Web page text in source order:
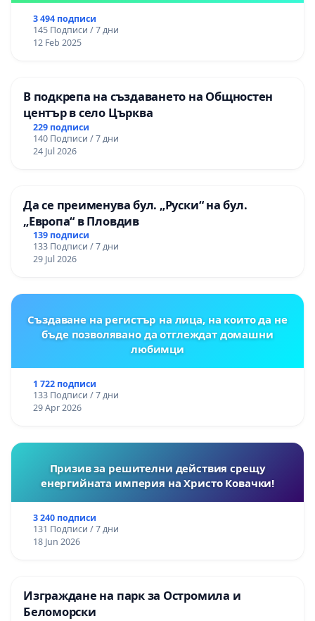
3 494 подписи
145 Подписи / 7 дни
12 Feb 2025
В подкрепа на създаването на Общностен
център в село Църква
229 подписи
140 Подписи / 7 дни
24 Jul 2026
Да се преименува бул. „Руски“ на бул.
„Европа“ в Пловдив
139 подписи
133 Подписи / 7 дни
29 Jul 2026
Създаване на регистър на лица, на които да не
бъде позволявано да отглеждат домашни
любимци
1 722 подписи
133 Подписи / 7 дни
29 Apr 2026
Призив за решителни действия срещу
енергийната империя на Христо Ковачки!
3 240 подписи
131 Подписи / 7 дни
18 Jun 2026
Изграждане на парк за Остромила и
Беломорски